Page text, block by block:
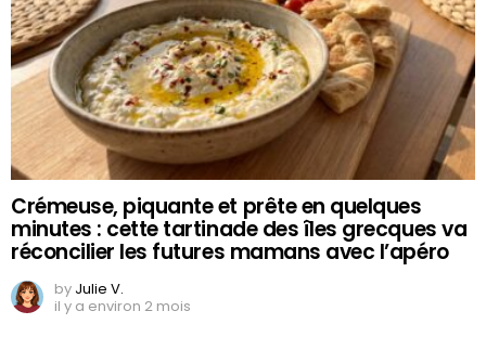
Crémeuse, piquante et prête en quelques
minutes : cette tartinade des îles grecques va
réconcilier les futures mamans avec l’apéro
by Julie V.
il y a environ 2 mois